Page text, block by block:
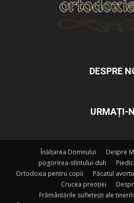
DESPRE
URMAȚI-
Înălțarea Domnului
Despre
pogorirea-sfintului-duh
Ortodoxia pentru copii
Păcatul
Crucea preoției
Frământările sufletești ale